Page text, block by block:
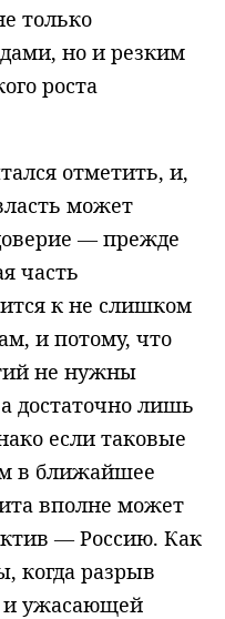
только
но и резким
роста
отметить, и,
может
— прежде
часть
к не слишком
и потому, что
не нужны
достаточно лишь
если таковые
в ближайшее
вполне мо­жет
— Россию. Как
когда разрыв
и ужасающей